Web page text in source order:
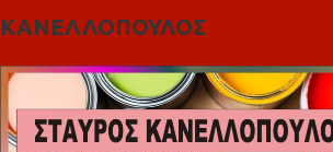
ΚΑΝΕΛΛΟΠΟΥΛΟΣ